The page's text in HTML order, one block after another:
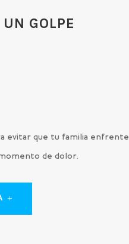
GOLPE
evitar que tu familia enfrente
de dolor.